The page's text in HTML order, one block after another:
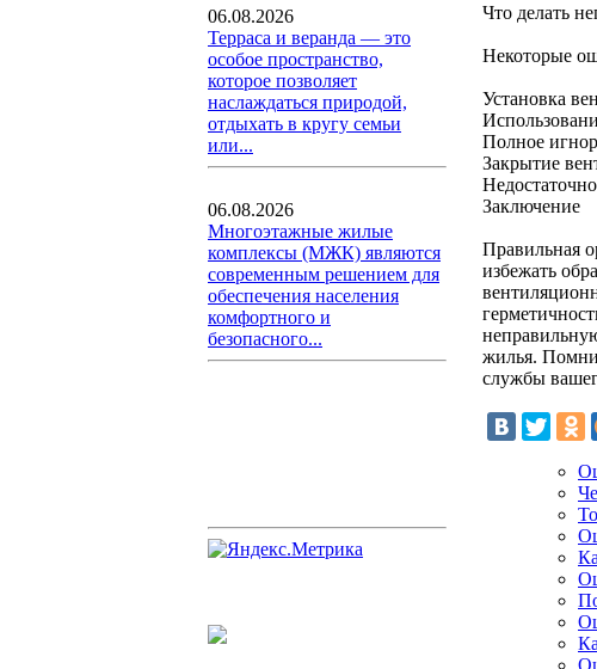
06.08.2026
Терраса и веранда — это
особое пространство,
которое позволяет
наслаждаться природой,
отдыхать в кругу семьи
или...
06.08.2026
Многоэтажные жилые
комплексы (МЖК) являются
современным решением для
обеспечения населения
комфортного и
безопасного...
Что делать
Некоторые
Установка
Полное
Закрытие
Заключение
Правильная
избежать
жилья.
службы